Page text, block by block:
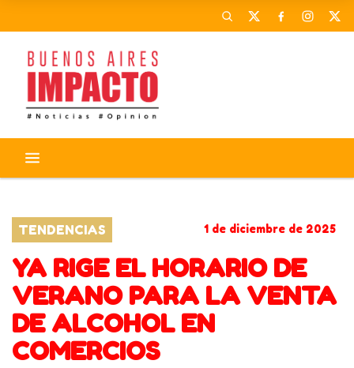
TENDENCIAS 1 de diciembre de 2025
YA RIGE EL HORARIO DE
VERANO PARA LA VENTA
DE ALCOHOL EN
COMERCIOS